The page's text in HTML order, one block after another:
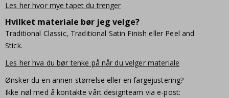
Les her hvor mye tapet du trenger
Hvilket materiale bør jeg velge?
Traditional Classic, Traditional Satin Finish eller Peel and
Stick.
Les her hva du bør tenke på når du velger materiale
Ønsker du en annen størrelse eller en fargejustering?
Ikke nøl med å kontakte vårt designteam via e-post: